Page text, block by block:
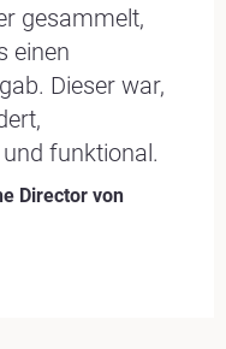
gesammelt,
einen
Dieser war,
funktional.
Director von